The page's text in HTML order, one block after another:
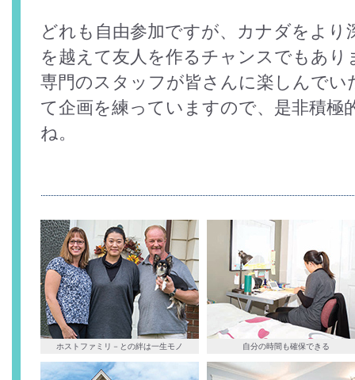
どれも自由参加ですが、カナダをより
を越えて友人を作るチャンスでもあ
専門のスタッフが皆さんに楽しんでい
て企画を練っていますので、是非積極
ね。
ホストファミリ－との絆は一生モノ 自分の時間も確保できる